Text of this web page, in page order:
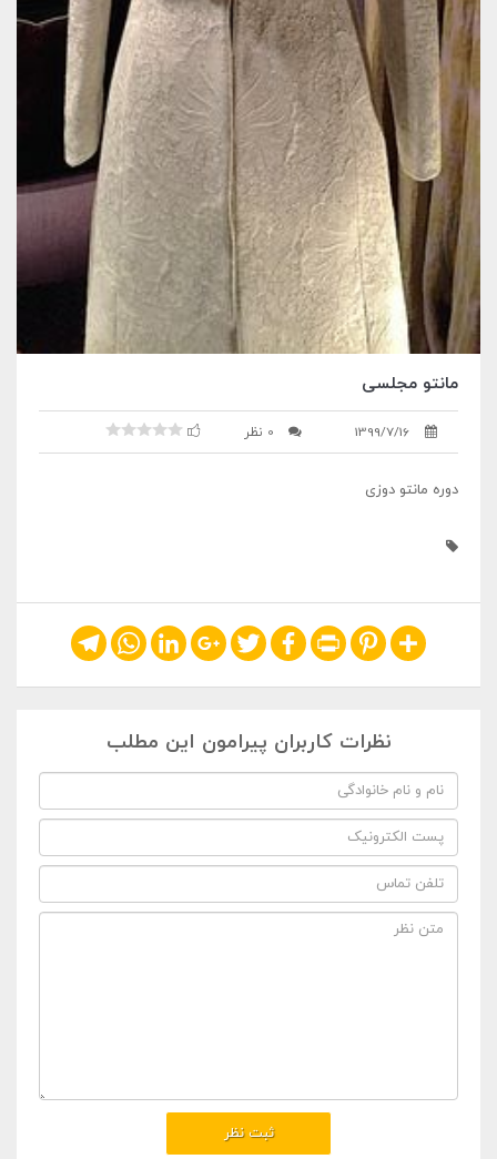
مانتو مجلسی
1399/7/16 0 نظر
دوره مانتو دوزی
Share
Pinterest
Print
Facebook
Twitter
Google+
LinkedIn
WhatsApp
Telegram
نظرات کاربران پیرامون این مطلب